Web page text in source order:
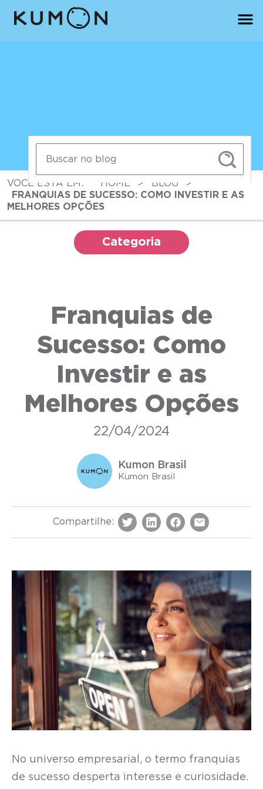
VOCÊ ESTÁ EM: HOME > BLOG
>
FRANQUIAS DE SUCESSO: COMO INVESTIR E AS
MELHORES OPÇÕES
Categoria
Franquias de
Sucesso: Como
Investir e as
Melhores Opções
22/04/2024
Kumon Brasil
Kumon Brasil
Compartilhe:
No universo empresarial, o termo franquias
de sucesso desperta interesse e curiosidade.